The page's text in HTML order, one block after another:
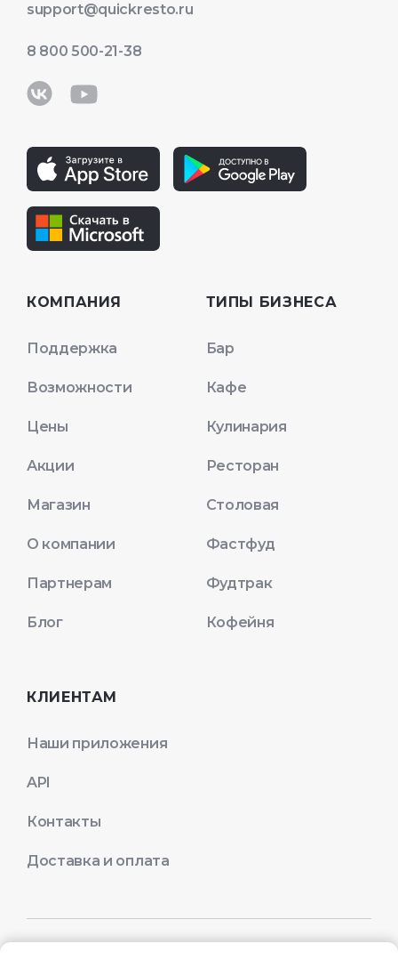
support@quickresto.ru
8 800 500-21-38
КОМПАНИЯ
Поддержка
Возможности
Цены
Акции
Магазин
О компании
Партнерам
Блог
ТИПЫ БИЗНЕСА
Бар
Кафе
Кулинария
Ресторан
Столовая
Фастфуд
Фудтрак
Кофейня
КЛИЕНТАМ
Наши приложения
API
Контакты
Доставка и оплата